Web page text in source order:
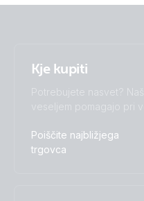
Kje kupiti
Potrebujete nasvet?
veseljem pomagajo pri
Poiščite najbližjega
trgovca